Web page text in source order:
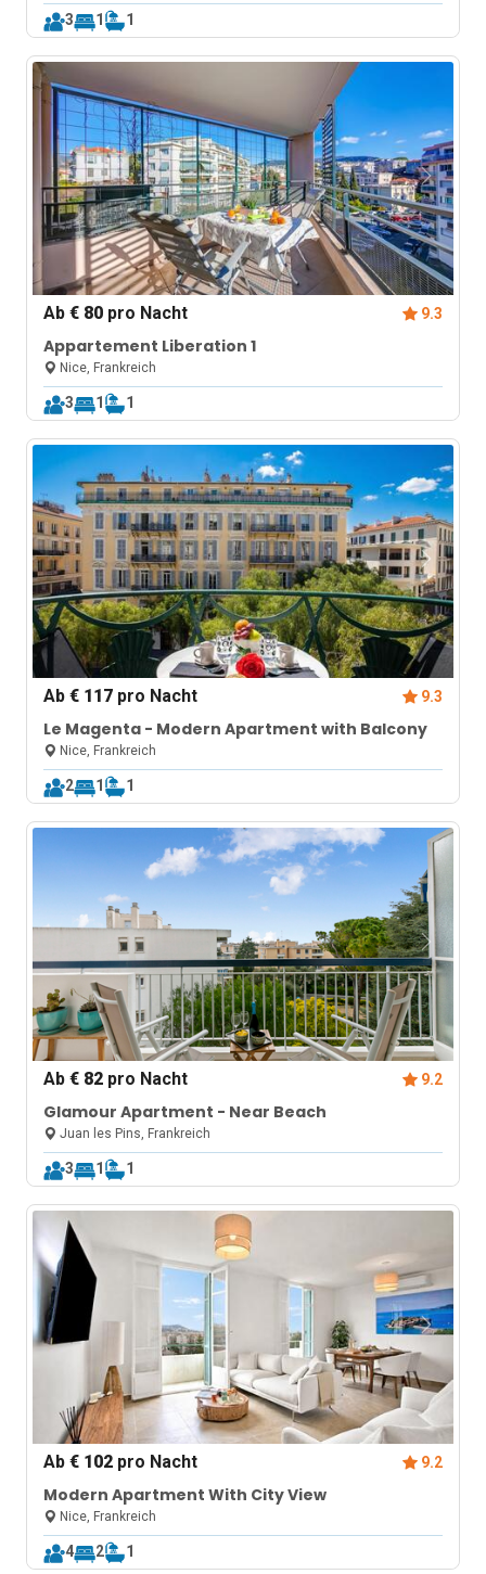
3 1 1
Ab€ 80 pro Nacht 9.3
Appartement Liberation 1
Nice, Frankreich
3 1 1
Ab€ 117 pro Nacht 9.3
Le Magenta - Modern Apartment with Balcony
Nice, Frankreich
2 1 1
Ab€ 82 pro Nacht 9.2
Glamour Apartment - Near Beach
Juan les Pins, Frankreich
3 1 1
Ab€ 102 pro Nacht 9.2
Modern Apartment With City View
Nice, Frankreich
4 2 1